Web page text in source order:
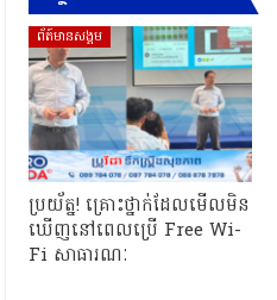
ព័ត៍មានសង្គម
ប្រយ័ត្ន! គ្រោះថ្នាក់ដែលមើលមិន
ឃើញនៅពេលប្រើ Free Wi-
Fi សាធារណៈ